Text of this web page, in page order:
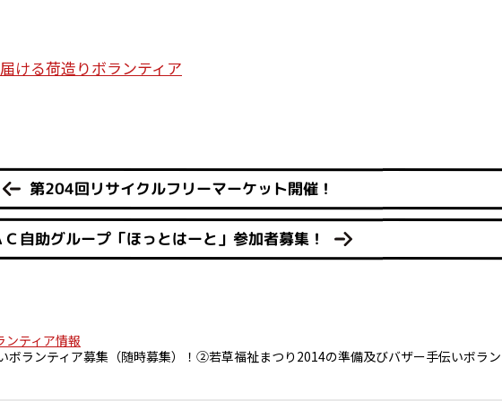
ける荷造りボランティア
第204回リサイクルフリーマーケット開催！
Ｃ自助グループ「ほっとはーと」参加者募集！
ンティア情報
ランティア募集（随時募集）！②若草福祉まつり2014の準備及びバザー手伝いボラン